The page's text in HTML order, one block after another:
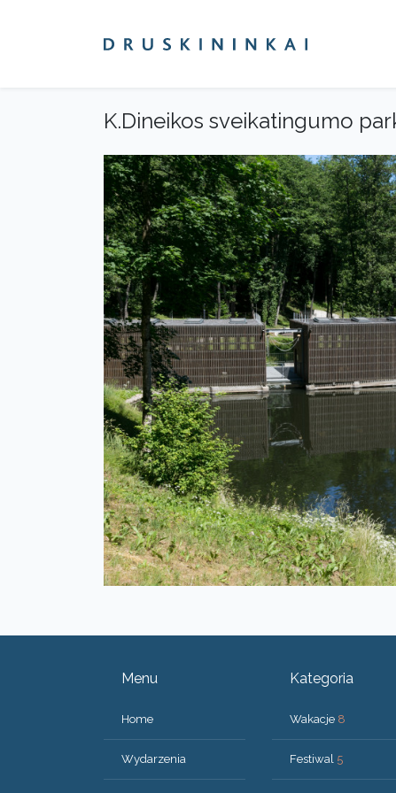
K.Dineikos sveikatingumo
Menu
Home
Wydarzenia
Kategoria
Wakacje 8
Festiwal 5